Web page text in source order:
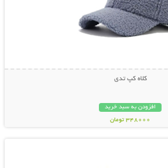
کلاه کپ تدی
افزودن به سبد خرید
348000 تومان